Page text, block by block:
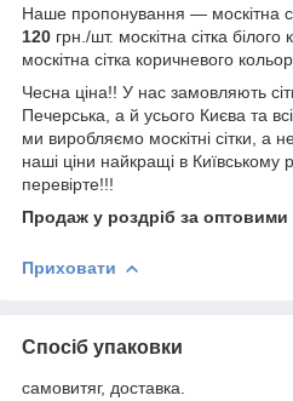
Наше пропонування — москітна
120 грн./шт. москітна сітка білого
москітна сітка коричневого
Чесна ціна!! У нас замовляють
Печерська, а й усього Києва та
ми виробляємо москітні сітки, а
наші ціни найкращі в Київському
перевірте!!!
Продаж у роздріб за оптовими
Приховати
Спосіб упаковки
самовитяг, доставка.